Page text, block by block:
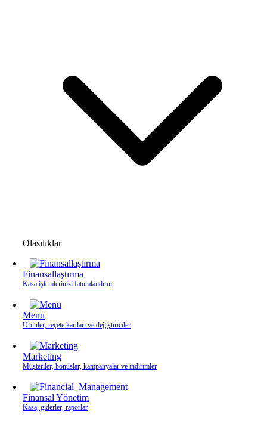
Olasılıklar
Finansallaştırma
Kasa işlemlerinizi faturalandırın
Menu
Ürünler, reçete kartları ve değiştiriciler
Marketing
Müşteriler, bonuslar, kampanyalar ve indirimler
Finansal Yönetim
Kasa, giderler, raporlar